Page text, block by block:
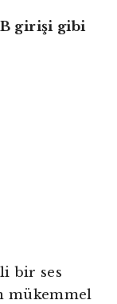
girişi gibi
bir ses
mükemmel